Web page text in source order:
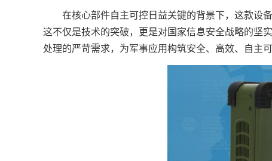
在核心部件自主可控日益关键的背景下，这款设备
这不仅是技术的突破，更是对国家信息安全战略的坚
处理的严苛需求，为军事应用构筑安全、高效、自主可